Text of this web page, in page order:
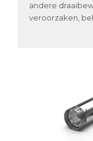
andere
veroorzaken,